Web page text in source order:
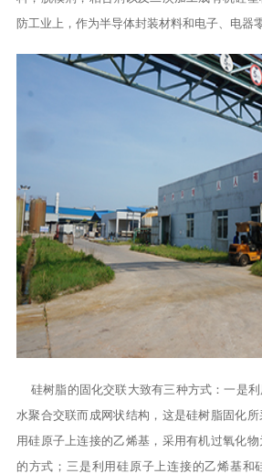
防工业上，作为半导体封装材料和电子、电器
硅树脂的固化交联大致有三种方式：一是
水聚合交联而成网状结构，这是硅树脂固化
用硅原子上连接的乙烯基，采用有机过氧化
的方式；三是利用硅原子上连接的乙烯基和